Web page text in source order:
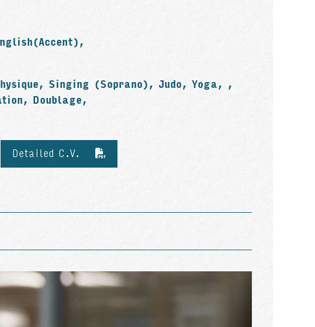
Singing (Soprano), Judo, Yoga, ,
Doublage,
Detailed C.V.